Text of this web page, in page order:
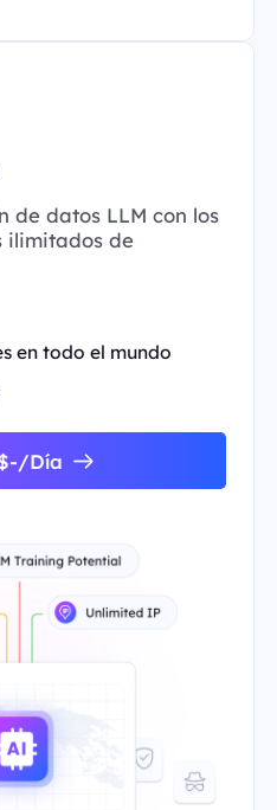
de datos LLM con los
ilimitados de
en todo el mundo
Día